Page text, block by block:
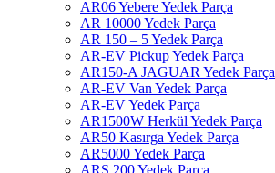
AR06 Yebere Yedek Parça
AR 10000 Yedek Parça
AR 150 – 5 Yedek Parça
AR-EV Pickup Yedek Parça
AR150-A JAGUAR Yedek Parça
AR-EV Van Yedek Parça
AR-EV Yedek Parça
AR1500W Herkül Yedek Parça
AR50 Kasırga Yedek Parça
AR5000 Yedek Parça
ARS 200 Yedek Parça